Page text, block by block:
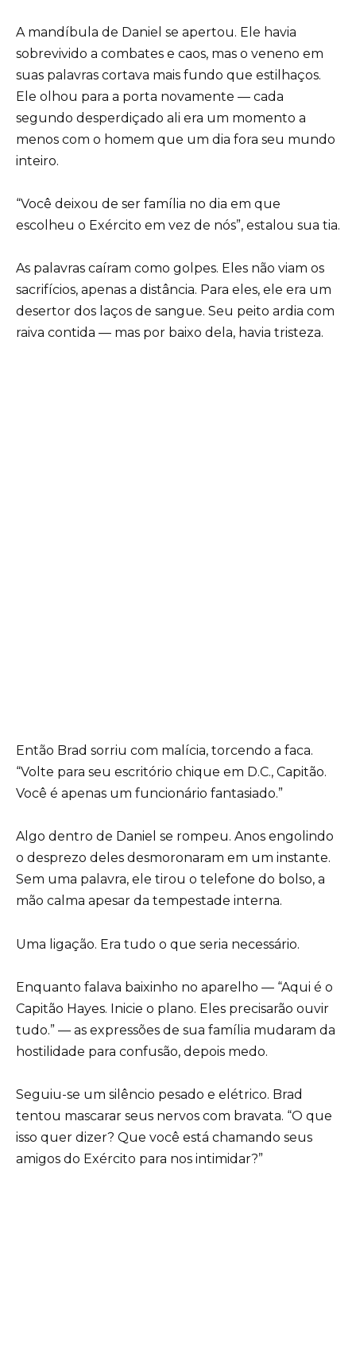
A mandíbula de Daniel se apertou. Ele havia
sobrevivido a combates e caos, mas o veneno em
suas palavras cortava mais fundo que estilhaços.
Ele olhou para a porta novamente — cada
segundo desperdiçado ali era um momento a
menos com o homem que um dia fora seu mundo
inteiro.
“Você deixou de ser família no dia em que
escolheu o Exército em vez de nós”, estalou sua tia.
As palavras caíram como golpes. Eles não viam os
sacrifícios, apenas a distância. Para eles, ele era um
desertor dos laços de sangue. Seu peito ardia com
raiva contida — mas por baixo dela, havia tristeza.
Então Brad sorriu com malícia, torcendo a faca.
“Volte para seu escritório chique em D.C., Capitão.
Você é apenas um funcionário fantasiado.”
Algo dentro de Daniel se rompeu. Anos engolindo
o desprezo deles desmoronaram em um instante.
Sem uma palavra, ele tirou o telefone do bolso, a
mão calma apesar da tempestade interna.
Uma ligação. Era tudo o que seria necessário.
Enquanto falava baixinho no aparelho — “Aqui é o
Capitão Hayes. Inicie o plano. Eles precisarão ouvir
tudo.” — as expressões de sua família mudaram da
hostilidade para confusão, depois medo.
Seguiu-se um silêncio pesado e elétrico. Brad
tentou mascarar seus nervos com bravata. “O que
isso quer dizer? Que você está chamando seus
amigos do Exército para nos intimidar?”